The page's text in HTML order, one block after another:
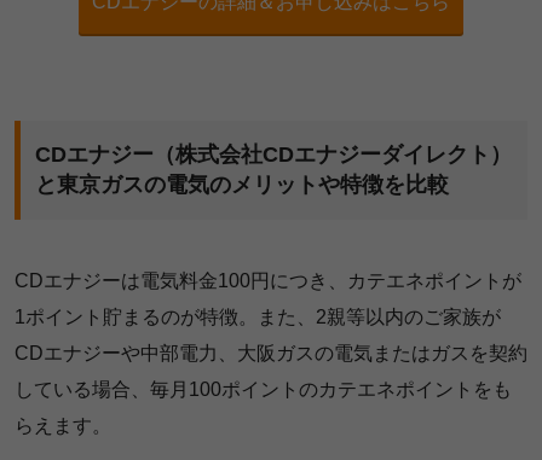
CDエナジー（株式会社CDエナジーダイレクト）
と東京ガスの電気のメリットや特徴を比較
CDエナジーは電気料金100円につき、カテエネポイントが
1ポイント貯まるのが特徴。また、2親等以内のご家族が
CDエナジーや中部電力、大阪ガスの電気またはガスを契約
している場合、毎月100ポイントのカテエネポイントをも
らえます。